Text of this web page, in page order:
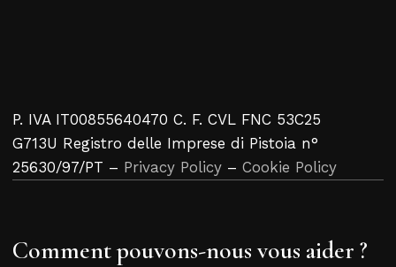
P. IVA IT00855640470 C. F. CVL FNC 53C25
G713U Registro delle Imprese di Pistoia n°
25630/97/PT – Privacy Policy – Cookie Policy
Comment pouvons-nous vous aider ?